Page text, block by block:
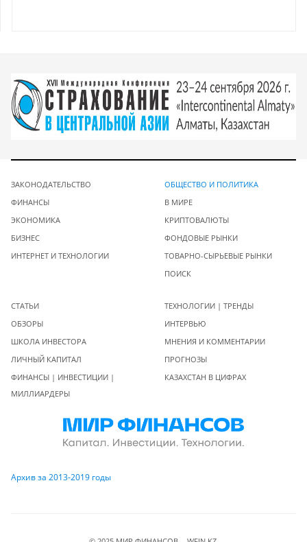
ЗАКОНОДАТЕЛЬСТВО
ФИНАНСЫ
ЭКОНОМИКА
БИЗНЕС
ИНТЕРНЕТ И ТЕХНОЛОГИИ
ОБЩЕСТВО И ПОЛИТИКА
В МИРЕ
КРИПТОВАЛЮТЫ
ФОНДОВЫЕ РЫНКИ
ТОВАРНО-СЫРЬЕВЫЕ РЫНКИ
ПОИСК
СТАТЬИ
ОБЗОРЫ
ШКОЛА ИНВЕСТОРА
ЛИЧНЫЙ КАПИТАЛ
ФИНАНСЫ | ИНВЕСТИЦИИ |
МИЛЛИАРДЕРЫ
ТЕХНОЛОГИИ | ТРЕНДЫ
ИНТЕРВЬЮ
МНЕНИЯ И КОММЕНТАРИИ
ПРОГНОЗЫ
КАЗАХСТАН В ЦИФРАХ
Архив за 2013-2019 годы